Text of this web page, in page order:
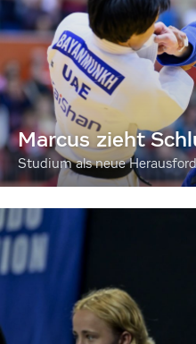
Marcus zieht
Studium als neue